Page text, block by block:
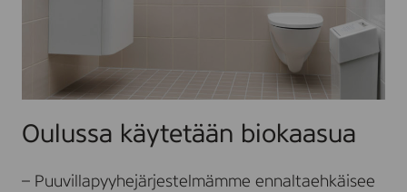
Oulussa käytetään biokaasua
– Puuvillapyyhejärjestelmämme ennaltaehkäisee